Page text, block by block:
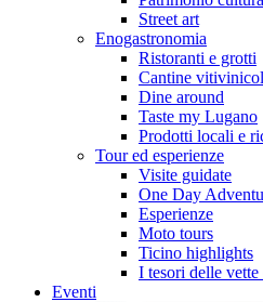
Street art
Enogastronomia
Ristoranti e grotti
Cantine
Dine around
Taste my Lugano
Prodotti locali e
Tour ed esperienze
Visite guidate
One Day
Esperienze
Moto tours
Ticino highlights
I tesori delle vette
Eventi